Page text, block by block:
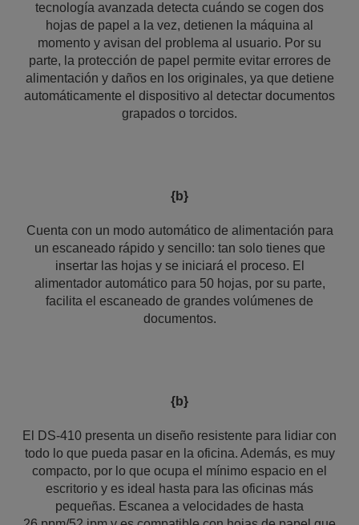
tecnología avanzada detecta cuándo se cogen dos
hojas de papel a la vez, detienen la máquina al
momento y avisan del problema al usuario. Por su
parte, la protección de papel permite evitar errores de
alimentación y daños en los originales, ya que detiene
automáticamente el dispositivo al detectar documentos
grapados o torcidos.
{b}
Cuenta con un modo automático de alimentación para
un escaneado rápido y sencillo: tan solo tienes que
insertar las hojas y se iniciará el proceso. El
alimentador automático para 50 hojas, por su parte,
facilita el escaneado de grandes volúmenes de
documentos.
{b}
El DS-410 presenta un diseño resistente para lidiar con
todo lo que pueda pasar en la oficina. Además, es muy
compacto, por lo que ocupa el mínimo espacio en el
escritorio y es ideal hasta para las oficinas más
pequeñas. Escanea a velocidades de hasta